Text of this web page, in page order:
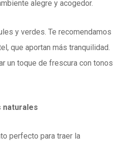
alegre y acogedor.
y verdes. Te recomendamos
que aportan más tranquilidad.
un toque de frescura con tonos
naturales
perfecto para traer la